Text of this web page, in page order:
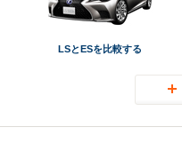
LSとESを比較する